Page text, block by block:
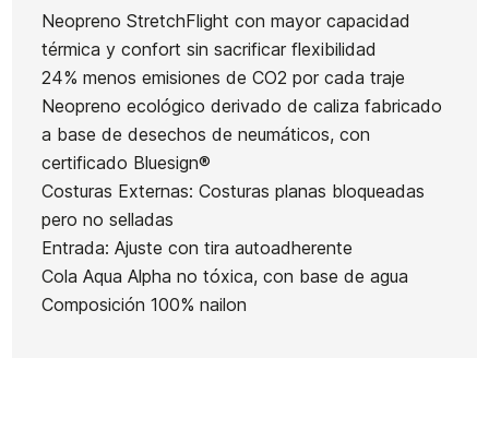
Neopreno StretchFlight con mayor capacidad
térmica y confort sin sacrificar flexibilidad
24% menos emisiones de CO2 por cada traje
Neopreno ecológico derivado de caliza fabricado
a base de desechos de neumáticos, con
certificado Bluesign®
Costuras Externas: Costuras planas bloqueadas
pero no selladas
Entrada: Ajuste con tira autoadherente
Cola Aqua Alpha no tóxica, con base de agua
Composición 100% nailon
Marca Quiksilver
Referencia QS-TRESX44812
En stock 2 Artículos
Ean13 21072702
Escarpines
Quiksilver
Prologue+
3mm
Guantes Matuse Shabo
Hydrasilk 2mm
O'neill Reactor -